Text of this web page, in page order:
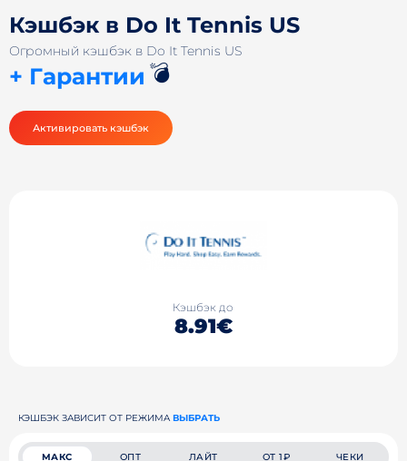
Кэшбэк в Do It Tennis US
Огромный кэшбэк в Do It Tennis US
+ Гарантии 💣
Активировать кэшбэк
Кэшбэк до
8.91€
КЭШБЭК ЗАВИСИТ ОТ РЕЖИМА ВЫБРАТЬ
МАКС ОПТ ЛАЙТ ОТ 1₽ ЧЕКИ